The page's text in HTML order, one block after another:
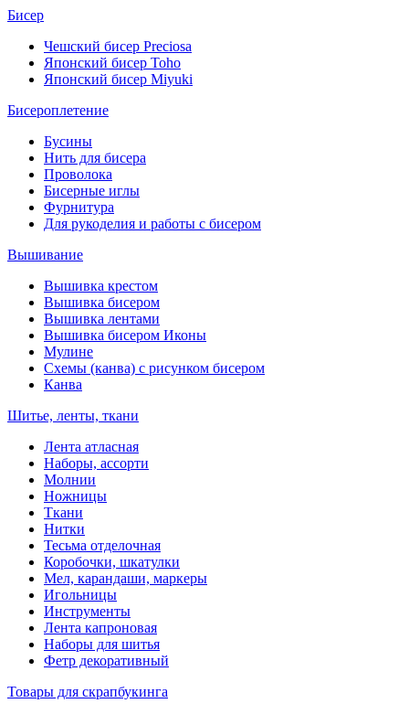
Бисер
Чешский бисер Preciosa
Японский бисер Toho
Японский бисер Miyuki
Бисероплетение
Бусины
Нить для бисера
Проволока
Бисерные иглы
Фурнитура
Для рукоделия и работы с бисером
Вышивание
Вышивка крестом
Вышивка бисером
Вышивка лентами
Вышивка бисером Иконы
Мулине
Схемы (канва) с рисунком бисером
Канва
Шитье, ленты, ткани
Лента атласная
Наборы, ассорти
Молнии
Ножницы
Ткани
Нитки
Тесьма отделочная
Коробочки, шкатулки
Мел, карандаши, маркеры
Игольницы
Инструменты
Лента капроновая
Наборы для шитья
Фетр декоративный
Товары для скрапбукинга